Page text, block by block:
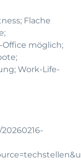
Flache
möglich;
Work-Life-